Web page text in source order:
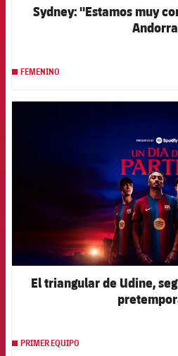
Sydney: "Estamos muy
FEMENINO
El triangular de Udine,
PRIMER EQUIPO